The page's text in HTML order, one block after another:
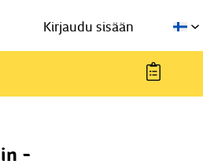
Kirjaudu sisään
-